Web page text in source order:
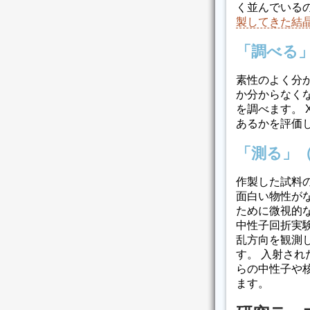
く並んでいる
製してきた結
「調べる
素性のよく分
か分からなく
を調べます。
あるかを評価
「測る」
作製した試料
面白い物性が
ために微視的
中性子回折実
乱方向を観測
す。 入射され
らの中性子や
ます。